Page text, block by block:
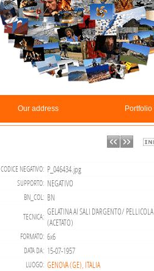
Our address Portfolio
CODICE NEGATIVO: P_046434.jpg
SUPPORTO: NEGATIVO
BN_COL: BN
TECNICA: GELATINA AI SALI D'ARGENTO/ PELLICOLA
(ACETATO)
FORMATO: 6x6
DATA DA: 15-07-1957
LUOGO: GENOVA (GE), ITALIA